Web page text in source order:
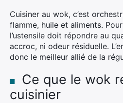
Cuisiner au wok, c’est
flamme, huile et aliments.
l’ustensile doit répondre au
accroc, ni odeur résiduelle.
donc le meilleur allié de la
Ce que le wok
cuisinier